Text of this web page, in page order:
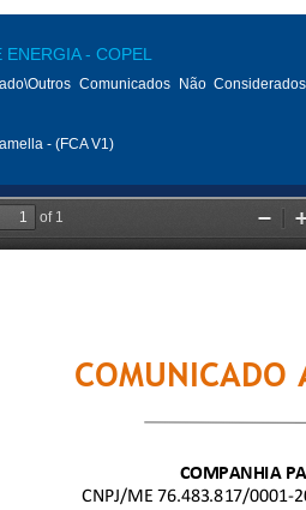
- COPEL
Comunicados Não
- (FCA V1)